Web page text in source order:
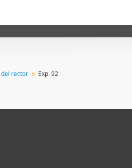
rector Exp. 92